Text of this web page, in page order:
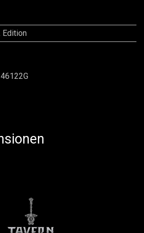
Edition
46122G